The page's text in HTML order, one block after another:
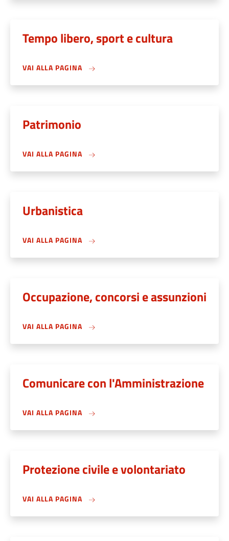
Tempo libero, sport e cultura
VAI ALLA PAGINA
Patrimonio
VAI ALLA PAGINA
Urbanistica
VAI ALLA PAGINA
Occupazione, concorsi e assunzioni
VAI ALLA PAGINA
Comunicare con l'Amministrazione
VAI ALLA PAGINA
Protezione civile e volontariato
VAI ALLA PAGINA